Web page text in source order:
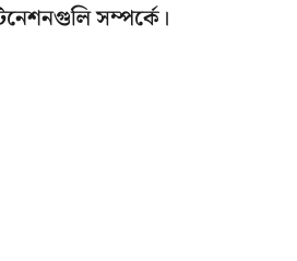
সম্পর্কে।